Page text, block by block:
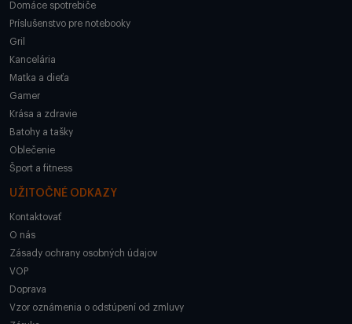
Domáce spotrebiče
Príslušenstvo pre notebooky
Gril
Kancelária
Matka a dieťa
Gamer
Krása a zdravie
Batohy a tašky
Oblečenie
Šport a fitness
UŽITOČNÉ ODKAZY
Kontaktovať
O nás
Zásady ochrany osobných údajov
VOP
Doprava
Vzor oznámenia o odstúpení od zmluvy